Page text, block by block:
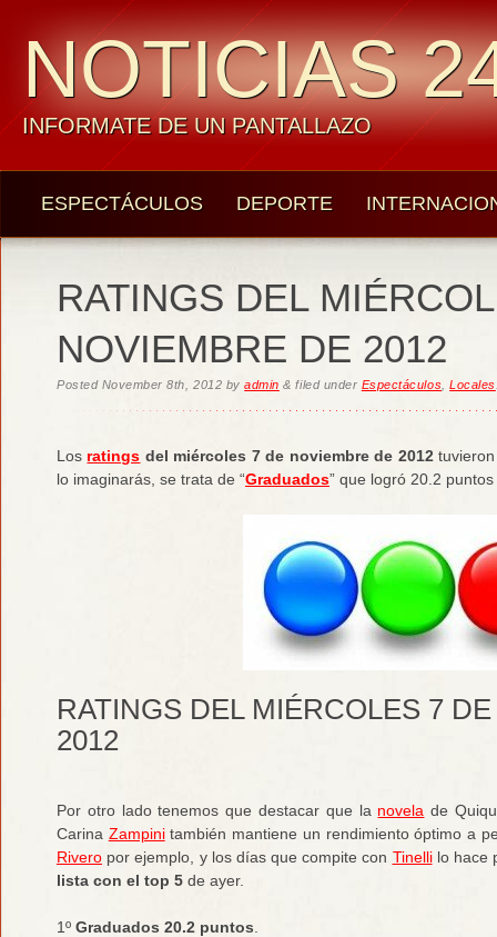
NOTICIAS
INFORMATE DE UN PANTALLAZO
ESPECTÁCULOS DEPORTE
RATINGS DEL
NOVIEMBRE DE 2012
Posted November 8th, 2012 byadmin & filed under Espectáculos ,Locales
Los ratings del miércoles 7 de noviembre de 2012
lo imaginarás, se trata de “Graduados” que logró 20.2
RATINGS DEL MIÉRCOLES 7
2012
Por otro lado tenemos que destacar que la novela de
Carina Zampinitambién mantiene un rendimiento óptimo a
Rivero por ejemplo, y los días que compite con Tinellilo hace
lista con el top 5 de ayer.
1º Graduados 20.2 puntos